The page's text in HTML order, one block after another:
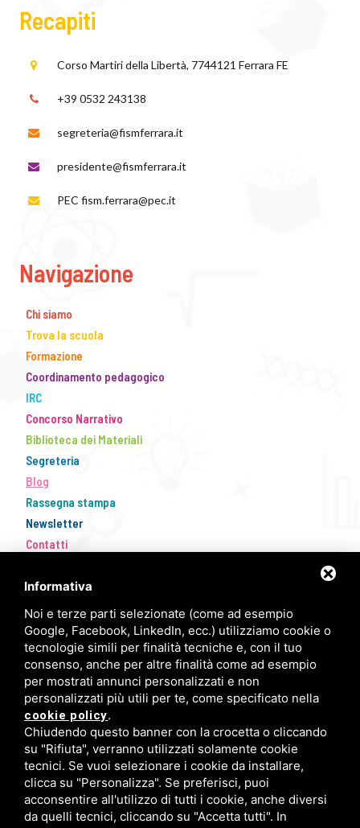
Recapiti
Corso Martiri della Libertà, 7744121 Ferrara FE
+39 0532 243138
segreteria@fismferrara.it
presidente@fismferrara.it
PEC fism.ferrara@pec.it
Navigazione
Chi siamo
Trova la scuola
Formazione
Coordinamento pedagogico
IRC
Concorso Narrativo
Biblioteca dei Materiali
Segreteria
Blog
Rassegna stampa
Newsletter
Contatti
FISM Newsletter
Compila il modulo e resta aggiornato!
Iscriviti ora
Informativa
Noi e terze parti selezionate (come ad esempio
Google, Facebook, LinkedIn, ecc.) utilizziamo cookie o
tecnologie simili per finalità tecniche e, con il tuo
consenso, anche per altre finalità come ad esempio
per mostrati annunci personalizzati e non
personalizzati più utili per te, come specificato nella
cookie policy.
Chiudendo questo banner con la crocetta o cliccando
su "Rifiuta", verranno utilizzati solamente cookie
tecnici. Se vuoi selezionare i cookie da installare,
clicca su "Personalizza". Se preferisci, puoi
acconsentire all'utilizzo di tutti i cookie, anche diversi
da quelli tecnici, cliccando su "Accetta tutti". In